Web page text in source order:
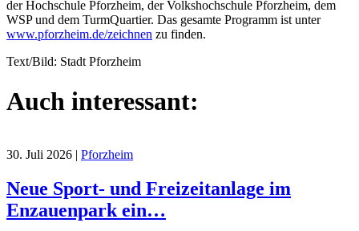
der Hochschule Pforzheim, der Volkshochschule Pforzheim, dem
WSP und dem TurmQuartier. Das gesamte Programm ist unter
www.pforzheim.de/zeichnen zu finden.
Text/Bild: Stadt Pforzheim
Auch interessant:
30. Juli 2026 | Pforzheim
Neue Sport- und Freizeitanlage im
Enzauenpark ein…